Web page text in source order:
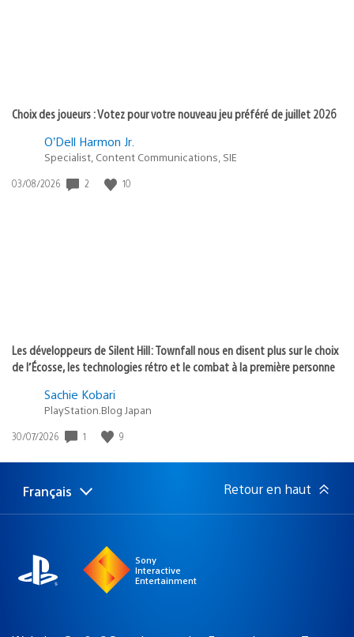
Choix des joueurs : Votez pour votre nouveau jeu préféré de juillet 2026
O’Dell Harmon Jr.
Specialist, Content Communications, SIE
Date
03/08/2026 2 10
Les développeurs de Silent Hill: Townfall nous en disent plus sur le choix
de l’Écosse, les technologies rétro et le combat à la première personne
Sachie Kobari
PlayStation.Blog Japan
Date
publication
30/07/2026 1 9
Choisir
une
Région
actuelle
Français Retour en haut
Sony
Interactive
Entertainment